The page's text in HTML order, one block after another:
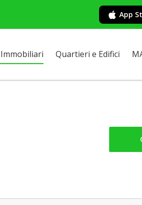
App
Quartieri e Edifici